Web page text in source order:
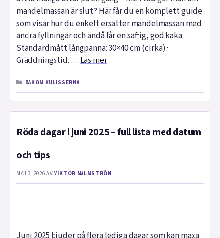
mandelmassan är slut? Här får du en komplett guide
som visar hur du enkelt ersätter mandelmassan med
andra fyllningar och ändå får en saftig, god kaka.
Standardmått långpanna: 30×40 cm (cirka) ·
Gräddningstid: …Läs mer
KATEGORIER
BAKOM KULISSERNA
Röda dagar i juni 2025 – full lista med datum
och tips
MAJ 3, 2026 AV VIKTOR MALMSTRÖM
Juni 2025 bjuder på flera lediga dagar som kan maxa